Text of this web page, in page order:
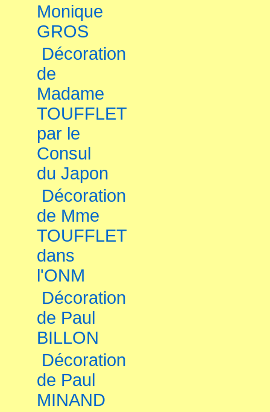
Monique
GROS
Décoration
de
Madame
TOUFFLET
par le
Consul
du Japon
Décoration
de Mme
TOUFFLET
dans
l'ONM
Décoration
de Paul
BILLON
Décoration
de Paul
MINAND